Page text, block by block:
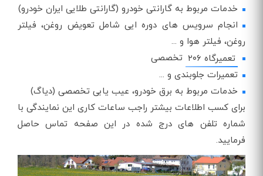
خدمات مربوط به گارانتی خودرو (گارانتی طلایی ایران خودرو)
انجام سرویس های دوره ایی شامل تعویض روغن، فیلتر
روغن، فیلتر هوا و ...
تعمیرگاه ۲۰۶
تخصصی
تعمیرات جلوبندی و ...
خدمات مربوط به برق خودرو، عیب یابی تخصصی (دیاگ)
برای کسب اطلاعات بیشتر راجب ساعات کاری این نمایندگی با
شماره تلفن های درج شده در این صفحه تماس حاصل
فرمایید.